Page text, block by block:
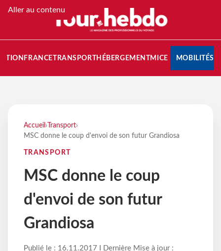
Aller au contenu
FRANCETRANSPORT HÉBERGEMENTMICE MOBILITÉS
Accueil › Transport›
MSC donne le coup d'envoi de son futur Grandiosa
TRANSPORT
MSC donne le coup
d'envoi de son futur
Grandiosa
Publié le : 16.11.2017 I Dernière Mise à jour :